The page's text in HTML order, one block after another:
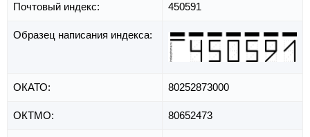
Почтовый индекс: 450591
Образец написания индекса:
ОКАТО: 80252873000
ОКТМО: 80652473